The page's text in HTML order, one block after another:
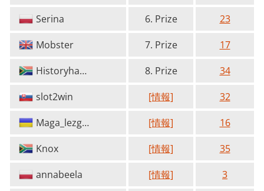
Serina
6. Prize
23
Mobster
7. Prize
17
Historyhaven
8. Prize
34
slot2win
[情報]
32
Maga_lezgin
[情報]
16
Knox
[情報]
35
annabeela
[情報]
3